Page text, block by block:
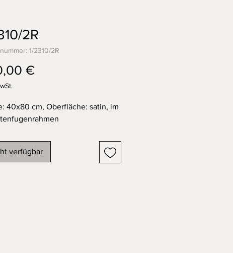
2R
1/2310/2R
€Preis
40x80 cm, Oberfläche: satin, im
verfügbar